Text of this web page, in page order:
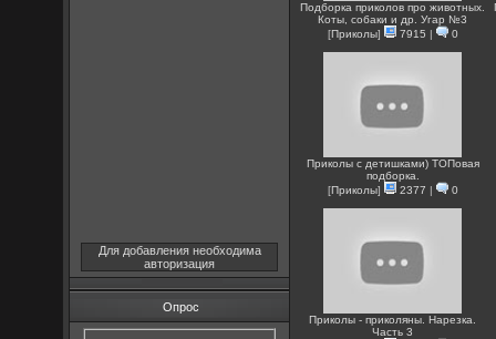
Для добавления необходима
авторизация
Опрос
Подборка приколов про животных.
Коты, собаки и др. Угар №3
[Приколы] 7915 | 0
Приколы с детишками) ТОПовая
подборка.
[Приколы] 2377 | 0
Приколы - приколяны. Нарезка.
Часть 3